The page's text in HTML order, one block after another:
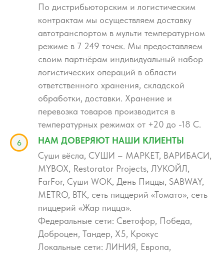
По дистрибьюторским и логистическим
контрактам мы осуществляем доставку
автотранспортом в мульти температурном
режиме в 7 249 точек. Мы предоставляем
своим партнёрам индивидуальный набор
логистических операций в области
ответственного хранения, складской
обработки, доставки. Хранение и
перевозка товаров производится в
температурных режимах от +20 до -18 С.
НАМ ДОВЕРЯЮТ НАШИ КЛИЕНТЫ
Суши вёсла, СУШИ – МАРКЕТ, ВАРИБАСИ,
MYBOX, Restorator Projects, ЛУКОЙЛ,
FarFor, Суши WOK, День Пиццы, SABWAY,
METRO, ВТК, сеть пиццерий «Томато», сеть
пиццерий «Жар пицца».
Федеральные сети: Светофор, Победа,
Доброцен, Тандер, Х5, Крокус
Локальные сети: ЛИНИЯ, Европа,